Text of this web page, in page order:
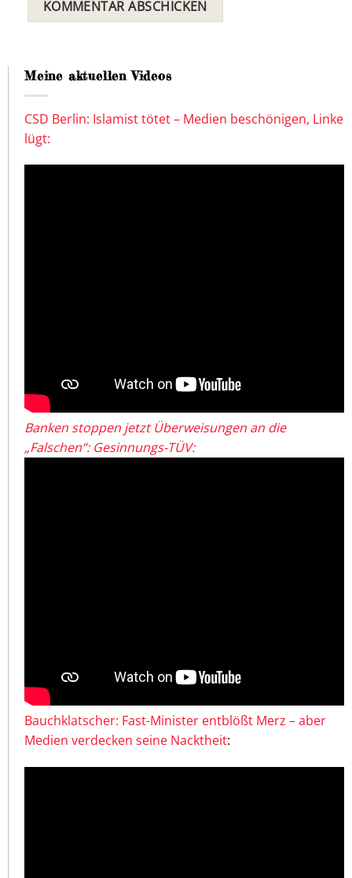
Meine aktuellen Videos
CSD Berlin: Islamist tötet – Medien beschönigen, Linke
lügt:
Banken stoppen jetzt Überweisungen an die
„Falschen“: Gesinnungs-TÜV:
Bauchklatscher: Fast-Minister entblößt Merz – aber
Medien verdecken seine Nacktheit: